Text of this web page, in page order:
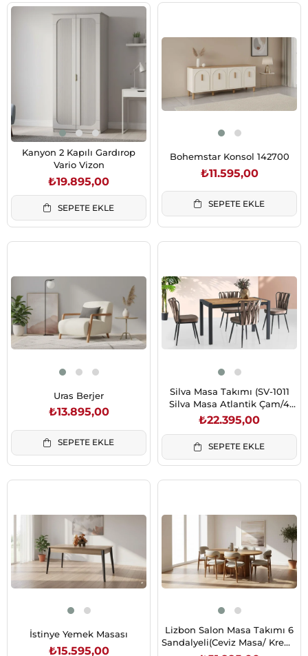
Kanyon 2 Kapılı Gardırop
Vario Vizon
₺19.895,00
SEPETE EKLE
Bohemstar Konsol 142700
₺11.595,00
SEPETE EKLE
Uras Berjer
₺13.895,00
SEPETE EKLE
Silva Masa Takımı (SV-1011
Silva Masa Atlantik Çam/4
Ad.KS-233 Kuşaklı Sandalye
BF-19)
₺22.395,00
SEPETE EKLE
İstinye Yemek Masası
₺15.595,00
Lizbon Salon Masa Takımı 6
Sandalyeli(Ceviz Masa/ Krem-